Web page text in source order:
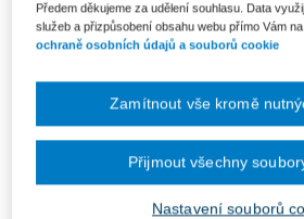
Co je Smarteca?
ks
Předem děkujeme za udělení souhlasu. Data
služeb a přizpůsobení obsahu webu přímo Vám
ochraně osobních údajů a souborů cookie
Nastavení souborů
Zamítnout vše kromě
Přijmout všechny